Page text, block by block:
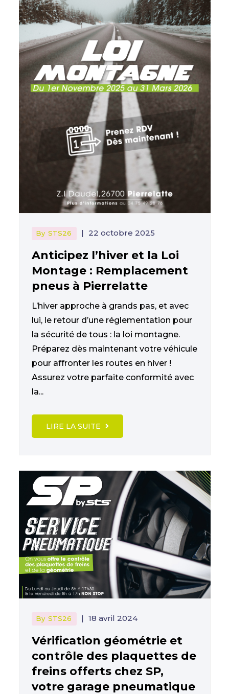
By STS26 | 22 octobre 2025
Anticipez l’hiver et la Loi
Montage : Remplacement
pneus à Pierrelatte
L’hiver approche à grands pas, et avec
lui, le retour d’une réglementation pour
la sécurité de tous : la loi montagne.
Préparez dès maintenant votre véhicule
pour affronter les routes en hiver !
Assurez votre parfaite conformité avec
la...
LIRE LA SUITE
By STS26 | 18 avril 2024
Vérification géométrie et
contrôle des plaquettes de
freins offerts chez SP,
votre garage pneumatique